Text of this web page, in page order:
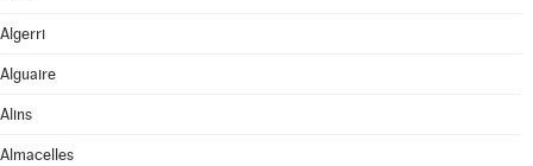
Algerri
Alguaire
Alins
Almacelles